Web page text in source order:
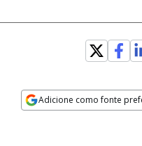
Adicione como fonte